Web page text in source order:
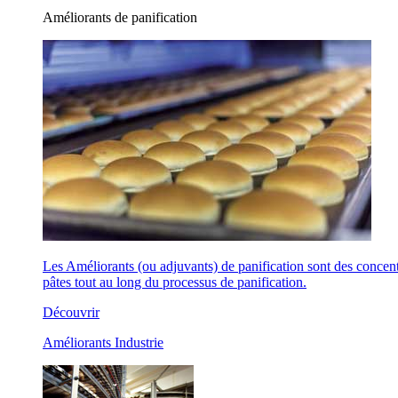
Améliorants de panification
Les Améliorants (ou adjuvants) de panification sont des
pâtes tout au long du processus de panification.
Découvrir
Améliorants Industrie